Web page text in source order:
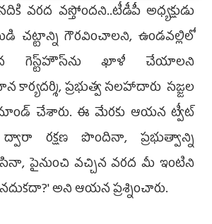
వ‌ర‌ద వ‌స్తోంద‌ని..టీడీపీ అధ్యక్షుడు
చట్టాన్ని గౌరవించాలని, ఉండవల్లిలో
గెస్ట్‌హౌస్‌ను ఖాళీ చేయాలని
కార్య‌ద‌ర్శి, ప్ర‌భుత్వ స‌ల‌హాదారు సజ్జల
చేశారు. ఈ మేర‌కు ఆయ‌న ట్వీట్
ద్వారా రక్షణ పొందినా, ప్రభుత్వాన్ని
పైనుంచి వచ్చిన వరద మీ ఇంటిని
అని ఆయన ప్రశ్నించారు.